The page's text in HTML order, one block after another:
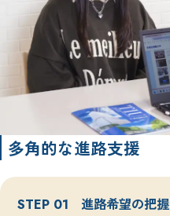
多角的な進路支援
STEP 01 進路希望の把握